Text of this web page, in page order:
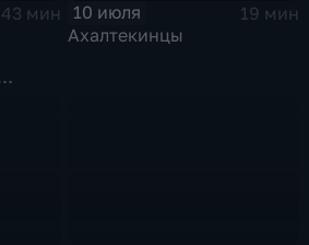
43 мин
10 июля
19 мин
Ахалтекинцы